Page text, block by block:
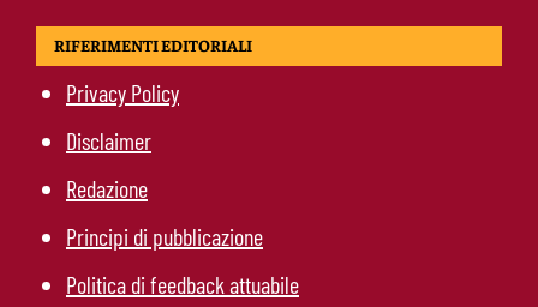
RIFERIMENTI EDITORIALI
Privacy Policy
Disclaimer
Redazione
Principi di pubblicazione
Politica di feedback attuabile